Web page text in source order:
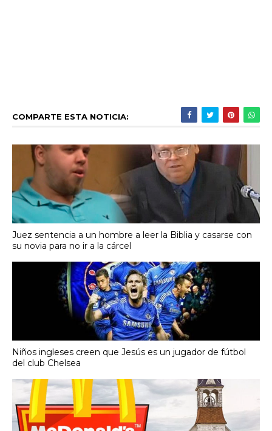
COMPARTE ESTA NOTICIA:
Juez sentencia a un hombre a leer la Biblia y casarse con
su novia para no ir a la cárcel
Niños ingleses creen que Jesús es un jugador de fútbol
del club Chelsea